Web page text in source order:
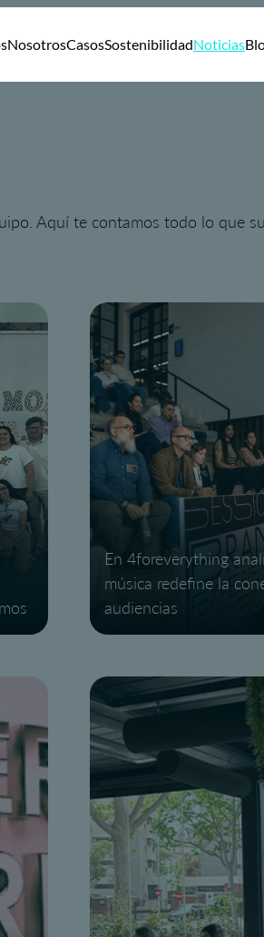
NosotrosCasosSostenibilidadNoticias
Aquí te contamos todo lo que
En 4foreverything
música redefine la
audiencias